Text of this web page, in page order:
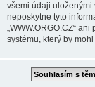
všemi údaji uloženými
neposkytne tyto
„WWW.ORGO.CZ“
systému, který by